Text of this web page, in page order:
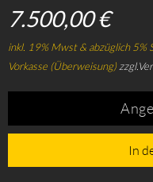
7.500,00 €
inkl. 19% Mwst & abzüglich 5%
Vorkasse (Überweisung)
In